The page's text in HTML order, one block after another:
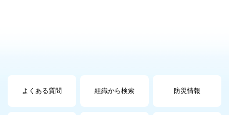
よくある質問 組織から検索 防災情報